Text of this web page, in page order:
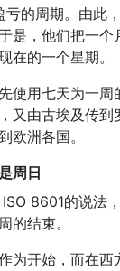
亏的周期。由此
是，他们把一
在的一个星期。
使用七天为一周
又由古埃及传
欧洲各国。
周日
8601的说法
的结束。
为开始，而在西